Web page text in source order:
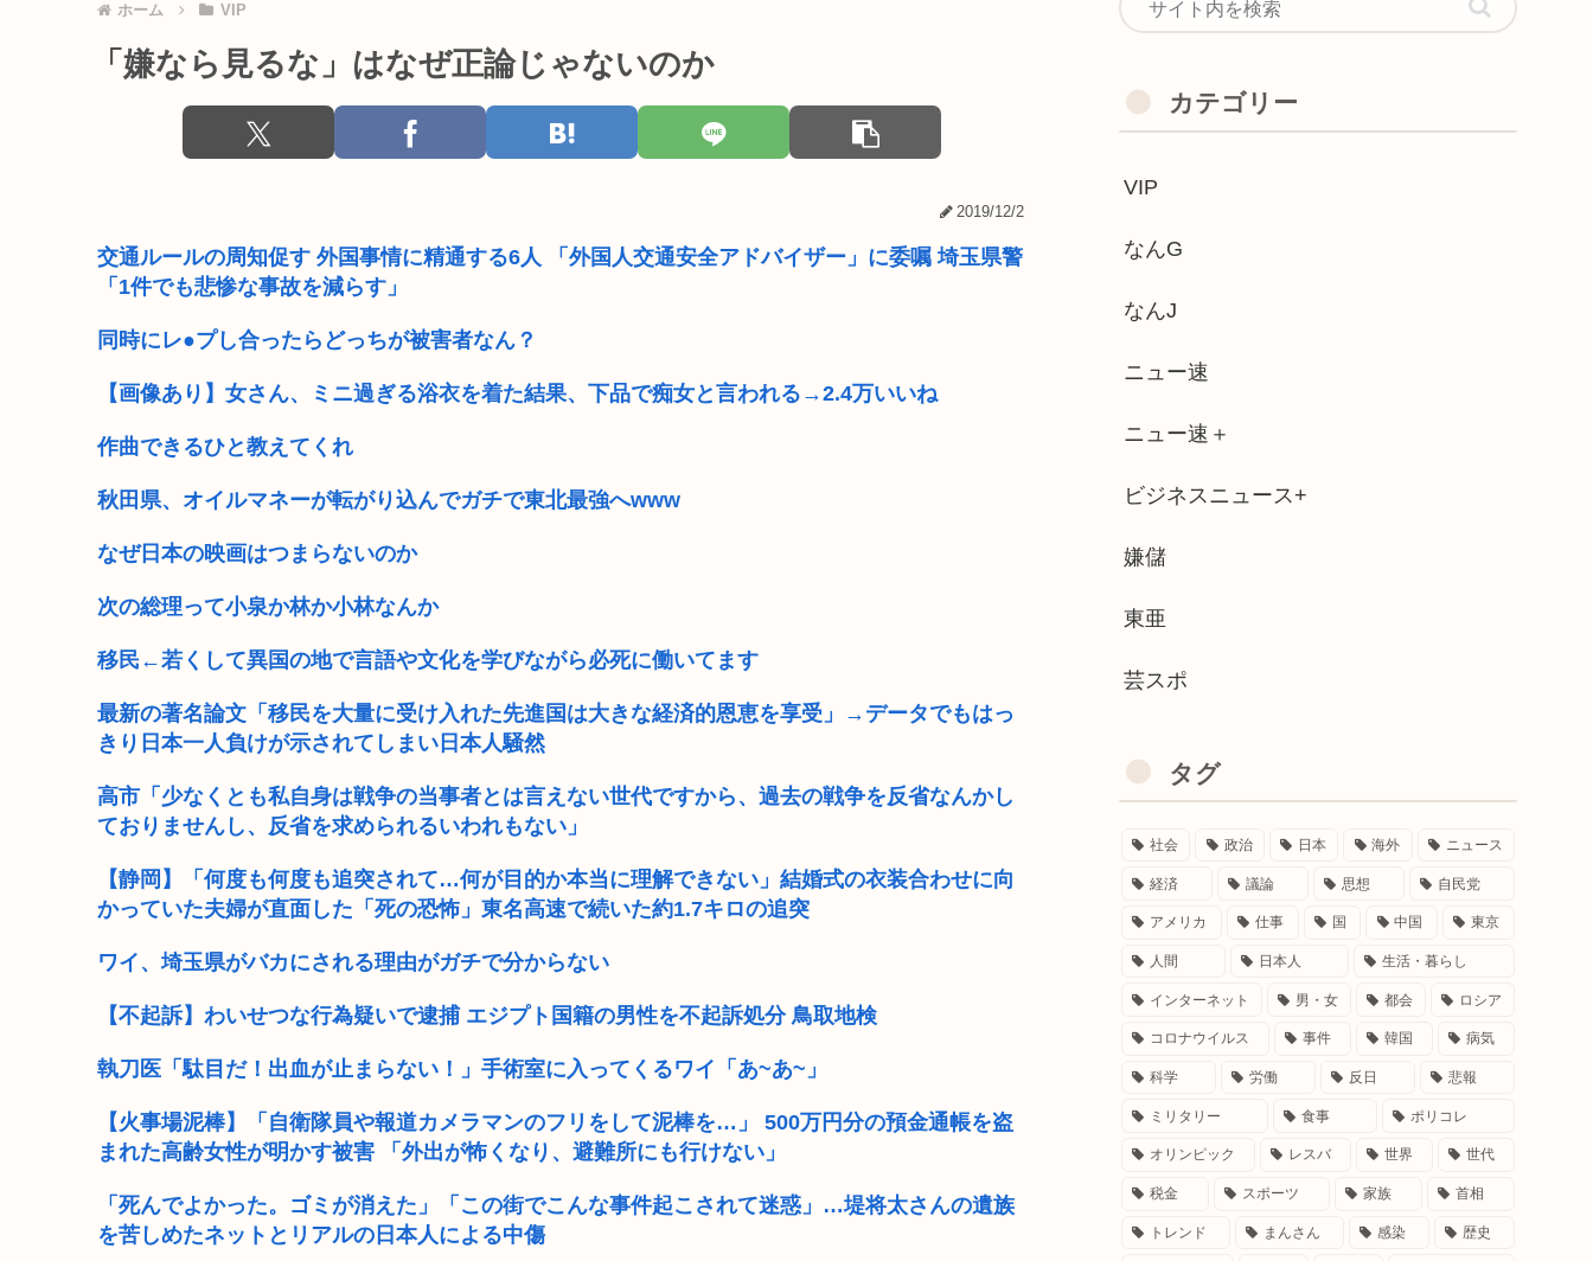
15歳少女に性的暴行した54歳、明らかにケンモメン
30代独身男性のお盆休みwww
「飯塚幸三は上級国民だから逮捕されない」は間違いだった…むしろ飯...
高市早苗が全裸でガニ股オ●ニーしてる動画 or 高市早苗が口開け...
(ヽ゜ん゜)「AIはアメリカに都合のいいように出力結果を操作され...
4時だから窓から4回安倍晋三連呼した
トランプの支持率低迷中の共和党、中間選挙では「民主党はもっとひど...
でも移民を積極的に入れなきゃ日本という何もない小さな国はただ滅び...
【悲報動画】Claude、Z世代使用率ゼロパーセントを記録する
【パチ●コ】邪神ちゃんドロップキックのスロットを打ってる奴がヤバ...
【衝撃】有識者さん「範馬勇次郎とクリリンが戦ったら勝負にならない...
インドネシアに「ドラえもん」が16人いることが判明
そういや最近お前ら自虐風自慢しなくなったよな？
京大付属医の医療ミスこわすぎるな
【画像】元大関・貴景勝の湊川親方、誕生日を迎え『誰！？』と話題に
【脱衣麻雀】『スーパーリアル麻雀 Venus Returns』8...
公務員の給与爆裂上げ 大卒総合職の初任給31万6000円 ww...
ホーム VIP
「嫌なら見るな」はなぜ正論じゃないのか
2019/12/2
交通ルールの周知促す 外国事情に精通する6人 「外国人交通安全アドバイザー」に委嘱 埼玉県警
「1件でも悲惨な事故を減らす」
同時にレ●プし合ったらどっちが被害者なん？
【画像あり】女さん、ミニ過ぎる浴衣を着た結果、下品で痴女と言われる→2.4万いいね
作曲できるひと教えてくれ
秋田県、オイルマネーが転がり込んでガチで東北最強へwww
なぜ日本の映画はつまらないのか
次の総理って小泉か林か小林なんか
移民←若くして異国の地で言語や文化を学びながら必死に働いてます
最新の著名論文「移民を大量に受け入れた先進国は大きな経済的恩恵を享受」→データでもはっ
きり日本一人負けが示されてしまい日本人騒然
高市「少なくとも私自身は戦争の当事者とは言えない世代ですから、過去の戦争を反省なんかし
ておりませんし、反省を求められるいわれもない」
【静岡】「何度も何度も追突されて…何が目的か本当に理解できない」結婚式の衣装合わせに向
かっていた夫婦が直面した「死の恐怖」東名高速で続いた約1.7キロの追突
ワイ、埼玉県がバカにされる理由がガチで分からない
【不起訴】わいせつな行為疑いで逮捕 エジプト国籍の男性を不起訴処分 鳥取地検
執刀医「駄目だ！出血が止まらない！」手術室に入ってくるワイ「あ~あ~」
【火事場泥棒】「自衛隊員や報道カメラマンのフリをして泥棒を…」 500万円分の預金通帳を盗
まれた高齢女性が明かす被害 「外出が怖くなり、避難所にも行けない」
「死んでよかった。ゴミが消えた」「この街でこんな事件起こされて迷惑」…堤将太さんの遺族
を苦しめたネットとリアルの日本人による中傷
カテゴリー
VIP
なんG
なんJ
ニュー速
ニュー速＋
ビジネスニュース+
嫌儲
東亜
芸スポ
タグ
社会 政治 日本 海外 ニュース
経済 議論 思想 自民党
アメリカ 仕事 国 中国 東京
人間 日本人 生活・暮らし
インターネット 男・女 都会 ロシア
コロナウイルス 事件 韓国 病気
科学 労働 反日 悲報
ミリタリー 食事 ポリコレ
オリンピック レスバ 世界 世代
税金 スポーツ 家族 首相
トレンド まんさん 感染 歴史